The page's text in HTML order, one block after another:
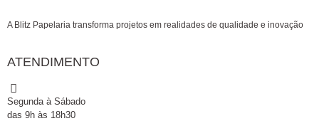
A Blitz Papelaria transforma projetos em realidades de qualidade e inovação
ATENDIMENTO
Segunda à Sábado
das 9h às 18h30